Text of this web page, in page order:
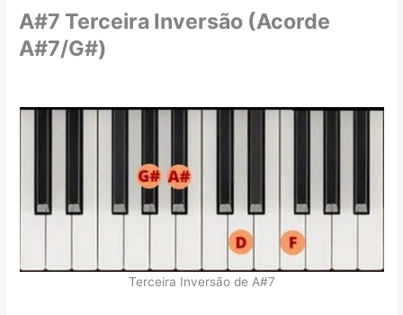
A#7 Terceira Inversão (Acorde
A#7/G#)
Terceira Inversão de A#7